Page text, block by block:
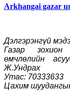
Arkhangai gazar
Дэлгэрэнгүй
Газар зохион
өмчлөлийн
Ж.Ундрах
Утас: 70333633
Цахим